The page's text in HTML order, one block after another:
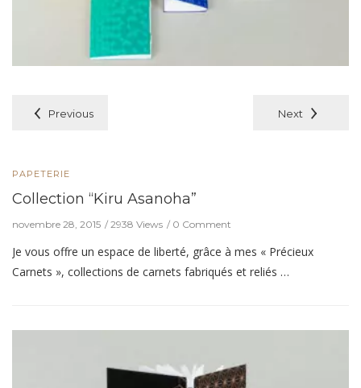
Previous Next
PAPETERIE
Collection “Kiru Asanoha”
novembre 28, 2015 2938 Views 0 Comment
Je vous offre un espace de liberté, grâce à mes « Précieux
Carnets », collections de carnets fabriqués et reliés …